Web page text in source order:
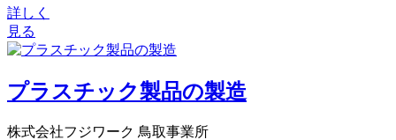
詳しく
見る
プラスチック製品の製造
株式会社フジワーク 鳥取事業所